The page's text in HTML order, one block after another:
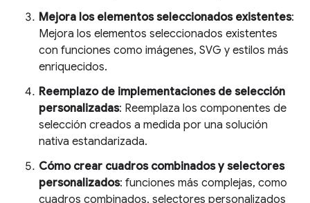
Mejora los elementos seleccionados existentes:
Mejora los elementos seleccionados existentes
con funciones como imágenes, SVG y estilos más
enriquecidos.
Reemplazo de implementaciones de selección
personalizadas: Reemplaza los componentes de
selección creados a medida por una solución
nativa estandarizada.
Cómo crear cuadros combinados y selectores
personalizados: funciones más complejas, como
cuadros combinados, selectores personalizados